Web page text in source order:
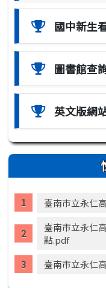
國中新生
圖書館查
英文版網
臺南市立永仁
臺南市立永仁
點.pdf
臺南市立永仁